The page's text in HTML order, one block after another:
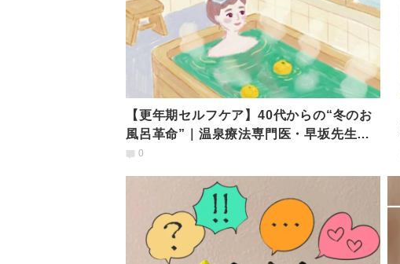
【更年期セルフケア】40代からの“冬のお
風呂革命”｜温泉療法専門医・早坂先生に
聞く、体が整う正しいお風呂の入り方
0